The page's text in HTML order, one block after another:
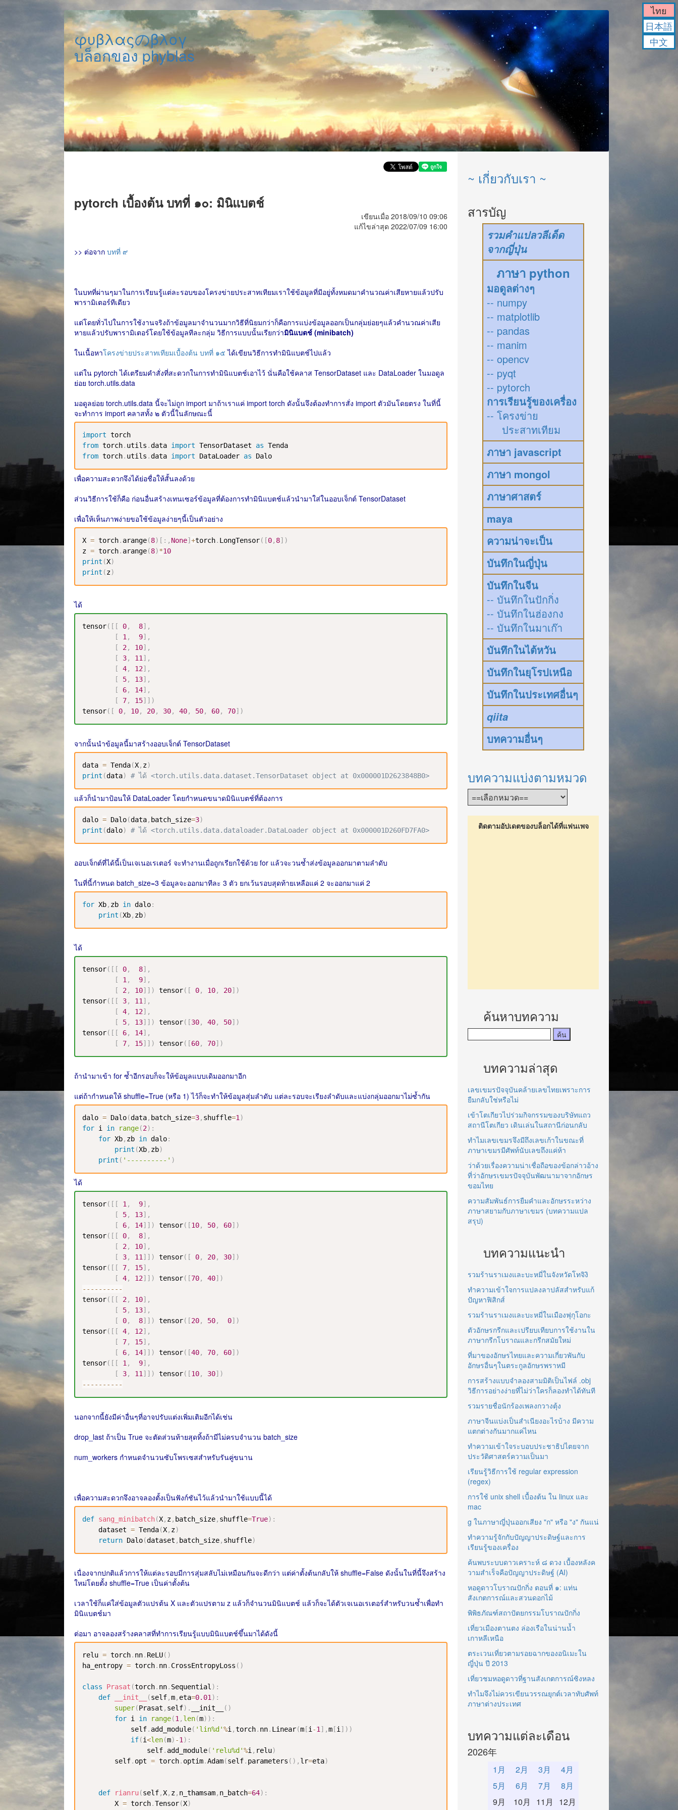
φυβλαςのβλογ
บล็อกของ phyblas
pytorch เบื้องต้น บทที่ ๑๐: มินิแบตช์
เขียนเมื่อ 2018/09/10 09:06
แก้ไขล่าสุด 2022/07/09 16:00
>> ต่อจาก บทที่ ๙
ในบทที่ผ่านๆมาในการเรียนรู้แต่ละรอบของโครงข่ายประสาทเทียมเราใช้ข้อมูลที่มีอยู่ทั้งหมดมาคำนวณค่าเสียหายแล้วปรับ
พารามิเตอร์ทีเดียว
แต่โดยทั่วไปในการใช้งานจริงถ้าข้อมูลมาจำนวนมากวิธีที่นิยมกว่าก็คือการแบ่งข้อมูลออกเป็นกลุ่มย่อยๆแล้วคำนวณค่าเสีย
หายแล้วปรับพารามิเตอร์โดยใช้ข้อมูลทีละกลุ่ม วิธีการแบบนั้นเรียกว่ามินิแบตช์ (minibatch)
ในเนื้อหาโครงข่ายประสาทเทียมเบื้องต้น บทที่ ๑๕ ได้เขียนวิธีการทำมินิแบตช์ไปแล้ว
แต่ใน pytorch ได้เตรียมคำสั่งที่สะดวกในการทำมินิแบตช์เอาไว้ นั่นคือใช้คลาส TensorDataset และ DataLoader ในมอดูล
ย่อย torch.utils.data
มอดูลย่อย torch.utils.data นี้จะไม่ถูก import มาถ้าเราแค่ import torch ดังนั้นจึงต้องทำการสั่ง import ตัวมันโดยตรง ในที่นี้
จะทำการ import คลาสทั้ง ๒ ตัวนี้ในลักษณะนี้
import
from torch. utils .data import TensorDataset as
from torch. utils .data import DataLoader as Dalo
เพื่อความสะดวกจึงได้ย่อชื่อให้สั้นลงด้วย
ส่วนวิธีการใช้ก็คือ ก่อนอื่นสร้างเทนเซอร์ข้อมูลที่ต้องการทำมินิแบตช์แล้วนำมาใส่ในออบเจ็กต์ TensorDataset
เพื่อให้เห็นภาพง่ายขอใช้ข้อมูลง่ายๆนี้เป็นตัวอย่าง
X = torch. arange(8) [ : , None] +torch. LongTensor( [0, 8] )
z = torch. arange(8)*10
print (X)
print (z)
ได้
tensor( [ [ 0, 8] ,
[
1 , 9] ,
[
2, 10] ,
[
3, 11 ] ,
[
4, 12] ,
[
5, 13] ,
[
6, 14] ,
[
7, 15] ] )
tensor( [ 0, 10, 20, 30, 40, 50, 60, 70] )
จากนั้นนำข้อมูลนี้มาสร้างออบเจ็กต์ TensorDataset
data = Tenda(X, z)
print (data) # ได้ <torch.utils.data.dataset.TensorDataset object at 0x000001D2623848B0>
แล้วก็นำมาป้อนให้ DataLoader โดยกำหนดขนาดมินิแบตช์ที่ต้องการ
dalo = Dalo(data, batch_size=3)
print (dalo) # ได้ <torch.utils.data.dataloader.DataLoader object at 0x000001D260FD7FA0>
ออบเจ็กต์ที่ได้นี้เป็นเจเนอเรเตอร์ จะทำงานเมื่อถูกเรียกใช้ด้วย for แล้วจะวนซ้ำส่งข้อมูลออกมาตามลำดับ
ในที่นี้กำหนด batch_size=3 ข้อมูลจะออกมาทีละ 3 ตัว ยกเว้นรอบสุดท้ายเหลือแค่ 2 จะออกมาแค่ 2
for Xb, zb in dalo:
print (Xb, zb)
ได้
tensor( [ [ 0, 8] ,
[
1 , 9] ,
[
2, 10] ] ) tensor( [ 0, 10, 20] )
tensor( [ [ 3, 11 ] ,
[
4, 12] ,
[
5, 13] ] ) tensor( [30, 40, 50] )
tensor( [ [ 6, 14] ,
[
7, 15] ] ) tensor( [60, 70] )
ถ้านำมาเข้า for ซ้ำอีกรอบก็จะให้ข้อมูลแบบเดิมออกมาอีก
แต่ถ้ากำหนดให้ shuffle=True (หรือ 1) ไว้ก็จะทำให้ข้อมูลสุ่มลำดับ แต่ละรอบจะเรียงลำดับและแบ่งกลุ่มออกมาไม่ซ้ำกัน
dalo = Dalo(data, batch_size=3, shuffle=1 )
for i in range(2) :
for Xb, zb in dalo:
print (Xb, zb)
print ( '----------' )
ได้
tensor( [ [ 1 , 9] ,
[
5, 13] ,
[
6, 14] ] ) tensor( [10, 50, 60] )
tensor( [ [ 0, 8] ,
[
2, 10] ,
[
3, 11 ] ] ) tensor( [ 0, 20, 30] )
tensor( [ [ 7, 15] ,
[
4, 12] ] ) tensor( [70, 40] )
- - - - - - - - - -
tensor( [ [ 2, 10] ,
[
5, 13] ,
[
0, 8] ] ) tensor( [20, 50, 0] )
tensor( [ [ 4, 12] ,
[
7, 15] ,
[
6, 14] ] ) tensor( [40, 70, 60] )
tensor( [ [ 1 , 9] ,
[
3, 11 ] ] ) tensor( [10, 30] )
- - - - - - - - - -
นอกจากนี้ยังมีค่าอื่นๆที่อาจปรับแต่งเพิ่มเติมอีกได้เช่น
drop_last ถ้าเป็น True จะตัดส่วนท้ายสุดทิ้งถ้ามีไม่ครบจำนวน batch_size
num_workers กำหนดจำนวนซับโพรเซสสำหรับรันคู่ขนาน
เพื่อความสะดวกจึงอาจลองตั้งเป็นฟังก์ชันไว้แล้วนำมาใช้แบบนี้ได้
def sang_minibatch(X, z, batch_size, shuffle=True) :
    dataset
= Tenda(X, z)
return Dalo(dataset , batch_size, shuffle)
เนื่องจากปกติแล้วการให้แต่ละรอบมีการสุ่มสลับไม่เหมือนกันจะดีกว่า แต่ค่าตั้งต้นกลับให้ shuffle=False ดังนั้นในที่นี้จึงสร้าง
ใหม่โดยตั้ง shuffle=True เป็นค่าตั้งต้น
เวลาใช้ก็แค่ใส่ข้อมูลตัวแปรต้น X และตัวแปรตาม z แล้วก็จำนวนมินิแบตช์ แล้วก็จะได้ตัวเจเนอเรเตอร์สำหรับวนซ้ำเพื่อทำ
มินิแบตช์มา
ต่อมา อาจลองสร้างคลาสที่ทำการเรียนรู้แบบมินิแบตช์ขึ้นมาได้ดังนี้
relu = torch. nn. ReLU( )
ha_entropy = torch. nn. CrossEntropyLoss ( )
class Prasat (torch. nn. Sequential ) :
def
__init__ (self,m, eta=0.01 ) :
super(Prasat , self) . __init__ ( )
for i in range(1 , len(m) ) :
            self
. add_module( 'lin%d'%i ,torch. nn. Linear(m [i -1 ] ,m [i ] ) )
if(i<len(m) -1 ) :
                self
. add_module( 'relu%d'%i , relu)
        self
. opt = torch. optim.Adam(self. parameters ( ) , lr=eta)
def rianru(self,X, z, n_thamsam, n_batch=64) :
        X
= torch.Tensor(X)
~ เกี่ยวกับเรา ~
สารบัญ
รวมคำแปลวลีเด็ด
จากญี่ปุ่น
ภาษา python
มอดูลต่างๆ
-- numpy
-- matplotlib
-- pandas
-- manim
-- opencv
-- pyqt
-- pytorch
การเรียนรู้ของเครื่อง
-- โครงข่าย
ประสาทเทียม
ภาษา javascript
ภาษา mongol
ภาษาศาสตร์
maya
ความน่าจะเป็น
บันทึกในญี่ปุ่น
บันทึกในจีน
-- บันทึกในปักกิ่ง
-- บันทึกในฮ่องกง
-- บันทึกในมาเก๊า
บันทึกในไต้หวัน
บันทึกในยุโรปเหนือ
บันทึกในประเทศอื่นๆ
qiita
บทความอื่นๆ
บทความแบ่งตามหมวด
ติดตามอัปเดตของบล็อกได้ที่แฟนเพจ
ค้นหาบทความ
บทความล่าสุด
เลขเขมรปัจจุบันคล้ายเลขไทยเพราะการ
ยืมกลับใช่หรือไม่
เข้าโตเกียวไปร่วมกิจกรรมของบริษัทแถว
สถานีโตเกียว เดินเล่นในสถานีก่อนกลับ
ทำไมเลขเขมรจึงมีถึงเลขเก้าในขณะที่
ภาษาเขมรมีศัพท์นับเลขถึงแค่ห้า
ว่าด้วยเรื่องความน่าเชื่อถือของข้อกล่าวอ้าง
ที่ว่าอักษรเขมรปัจจุบันพัฒนามาจากอักษร
ขอมไทย
ความสัมพันธ์การยืมคำและอักษรระหว่าง
ภาษาสยามกับภาษาเขมร (บทความแปล
สรุป)
บทความแนะนำ
รวมร้านราเมงและบะหมี่ในจังหวัดโทจิงิ
ทำความเข้าใจการแปลงลาปลัสสำหรับแก้
ปัญหาฟิสิกส์
รวมร้านราเมงและบะหมี่ในเมืองฟุกุโอกะ
ตัวอักษรกรีกและเปรียบเทียบการใช้งานใน
ภาษากรีกโบราณและกรีกสมัยใหม่
ที่มาของอักษรไทยและความเกี่ยวพันกับ
อักษรอื่นๆในตระกูลอักษรพราหมี
การสร้างแบบจำลองสามมิติเป็นไฟล์ .obj
วิธีการอย่างง่ายที่ไม่ว่าใครก็ลองทำได้ทันที
รวมรายชื่อนักร้องเพลงกวางตุ้ง
ภาษาจีนแบ่งเป็นสำเนียงอะไรบ้าง มีความ
แตกต่างกันมากแค่ไหน
ทำความเข้าใจระบอบประชาธิปไตยจาก
ประวัติศาสตร์ความเป็นมา
เรียนรู้วิธีการใช้ regular expression
(regex)
การใช้ unix shell เบื้องต้น ใน linux และ
mac
g ในภาษาญี่ปุ่นออกเสียง "ก" หรือ "ง" กันแน่
ทำความรู้จักกับปัญญาประดิษฐ์และการ
เรียนรู้ของเครื่อง
ค้นพบระบบดาวเคราะห์ ๘ ดวง เบื้องหลังค
วามสำเร็จคือปัญญาประดิษฐ์ (AI)
หอดูดาวโบราณปักกิ่ง ตอนที่ ๑: แท่น
สังเกตการณ์และสวนดอกไม้
พิพิธภัณฑ์สถาปัตยกรรมโบราณปักกิ่ง
เที่ยวเมืองตานตง ล่องเรือในน่านน้ำ
เกาหลีเหนือ
ตระเวนเที่ยวตามรอยฉากของอนิเมะใน
ญี่ปุ่น ปี 2013
เที่ยวชมหอดูดาวที่ฐานสังเกตการณ์ซิงหลง
ทำไมจึงไม่ควรเขียนวรรณยุกต์เวลาทับศัพท์
ภาษาต่างประเทศ
บทความแต่ละเดือน
2026年
1月 2月 3月
4月
5月
6月 7月
8月
9月
10月 11月 12月
ไทย
日本語
中文